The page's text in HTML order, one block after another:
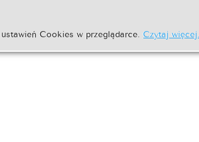
Cookies w przeglądarce.Czytaj więcej...